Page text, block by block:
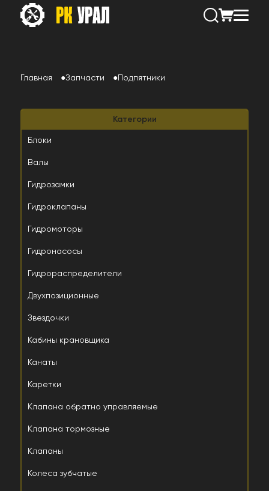
Главная Запчасти Подпятники
Категории
Блоки
Валы
Гидрозамки
Гидроклапаны
Гидромоторы
Гидронасосы
Гидрораспределители
Двухпозиционные
Звездочки
Кабины крановщика
Канаты
Каретки
Клапана обратно управляемые
Клапана тормозные
Клапаны
Колеса зубчатые